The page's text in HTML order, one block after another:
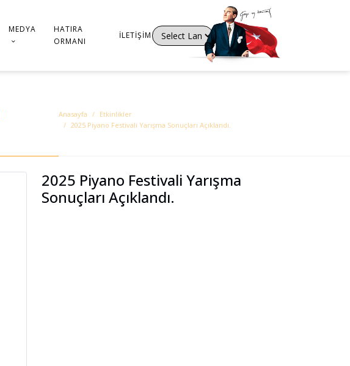
MEDYA
HATIRA
ORMANI
İLETIŞIM
Powered by
Anasayfa
Etkinlikler
2025 Piyano Festivali Yarışma Sonuçları Açıklandı.
2025 Piyano Festivali Yarışma
Sonuçları Açıklandı.